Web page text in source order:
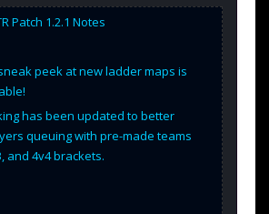
Patch 1.2.1 Notes
peek at new ladder maps is
has been updated to better
queuing with pre-made teams
and 4v4 brackets.